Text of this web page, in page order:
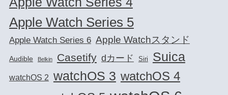
Apple Watch Series 5
Apple Watch Series 6 Apple Watchスタンド
Audible Belkin Casetify dカード Siri Suica
watchOS 2 watchOS 3 watchOS 4